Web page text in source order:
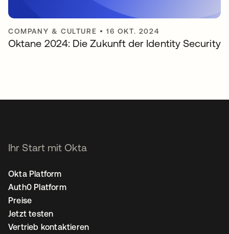
COMPANY & CULTURE •16 OKT. 2024
Oktane 2024: Die Zukunft der Identity Security
Ihr Start mit Okta
Okta Platform
Auth0 Platform
Preise
Jetzt testen
Vertrieb kontaktieren